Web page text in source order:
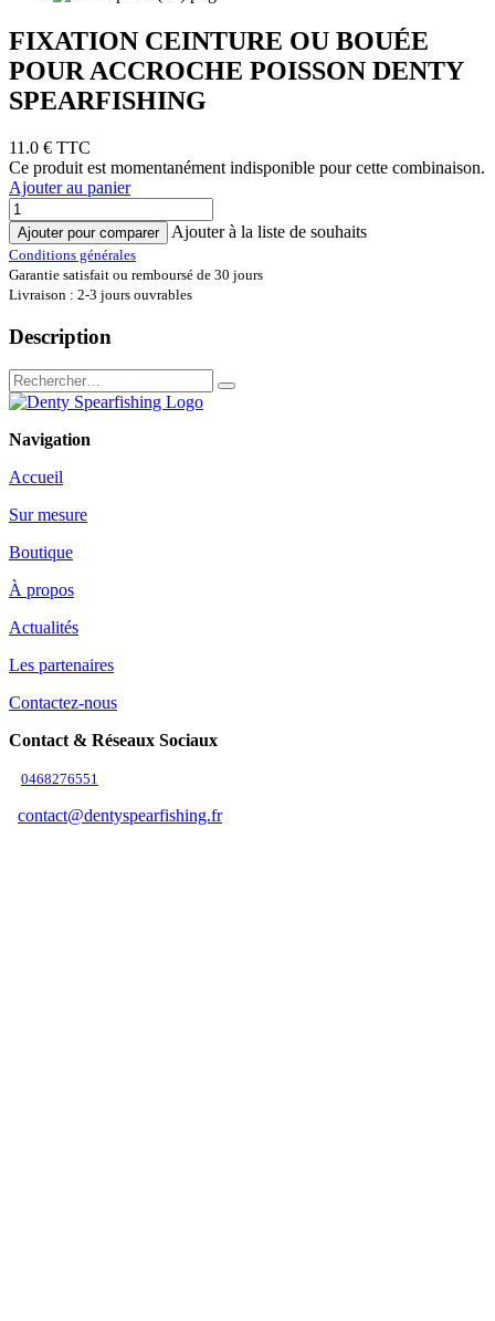
FIXATION CEINTURE OU BOUÉE
POUR ACCROCHE POISSON DENTY
SPEARFISHING
11.0 € TTC
Ce produit est momentanément indisponible pour cette combinaison.
Ajouter au panier
Ajouter pour comparer Ajouter à la liste de souhaits
Conditions générales
Garantie satisfait ou remboursé de 30 jours
Livraison : 2-3 jours ouvrables
Description
Navigation
Accueil
Sur mesure
Boutique
À propos
Actualités
Les partenaires
Contactez-nous
Contact & Réseaux Sociaux
0468276551
contact@dentyspearfishing.fr